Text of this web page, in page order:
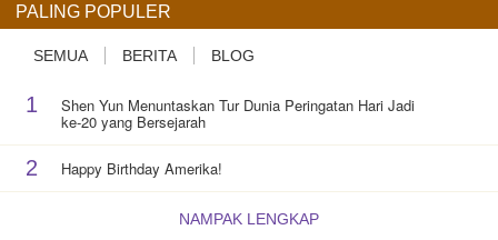
PALING POPULER
SEMUA BERITA BLOG
1 Shen Yun Menuntaskan Tur Dunia Peringatan Hari Jadi
ke-20 yang Bersejarah
2 Happy Birthday Amerika!
NAMPAK LENGKAP